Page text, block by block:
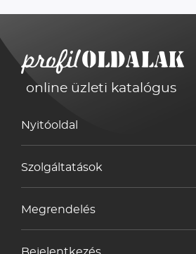
online üzleti katalógus
Nyitóoldal
Szolgáltatások
Megrendelés